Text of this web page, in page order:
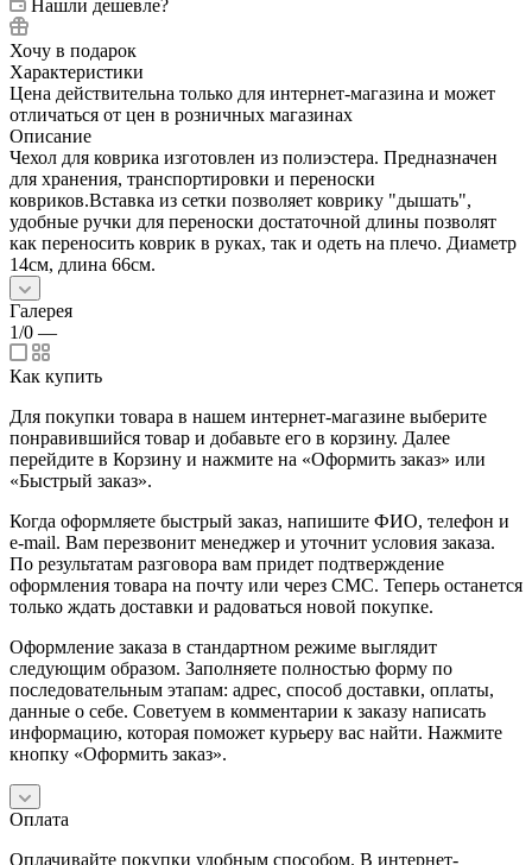
Нашли дешевле?
Хочу в подарок
Характеристики
Цена действительна только для интернет-магазина и может
отличаться от цен в розничных магазинах
Описание
Чехол для коврика изготовлен из полиэстера. Предназначен
для хранения, транспортировки и переноски
ковриков.Вставка из сетки позволяет коврику "дышать",
удобные ручки для переноски достаточной длины позволят
как переносить коврик в руках, так и одеть на плечо. Диаметр
14см, длина 66см.
Галерея
1/0 —
Как купить
Для покупки товара в нашем интернет-магазине выберите
понравившийся товар и добавьте его в корзину. Далее
перейдите в Корзину и нажмите на «Оформить заказ» или
«Быстрый заказ».
Когда оформляете быстрый заказ, напишите ФИО, телефон и
e-mail. Вам перезвонит менеджер и уточнит условия заказа.
По результатам разговора вам придет подтверждение
оформления товара на почту или через СМС. Теперь останется
только ждать доставки и радоваться новой покупке.
Оформление заказа в стандартном режиме выглядит
следующим образом. Заполняете полностью форму по
последовательным этапам: адрес, способ доставки, оплаты,
данные о себе. Советуем в комментарии к заказу написать
информацию, которая поможет курьеру вас найти. Нажмите
кнопку «Оформить заказ».
Оплата
Оплачивайте покупки удобным способом. В интернет-